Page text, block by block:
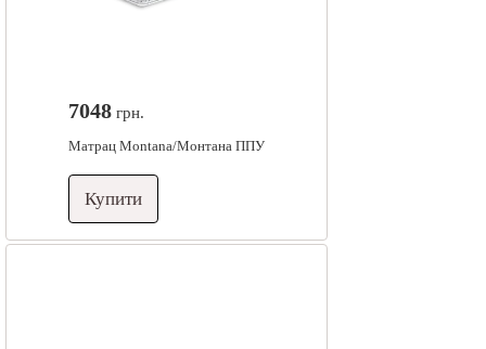
7048 грн.
Матрац Montana/Монтана ППУ
Купити